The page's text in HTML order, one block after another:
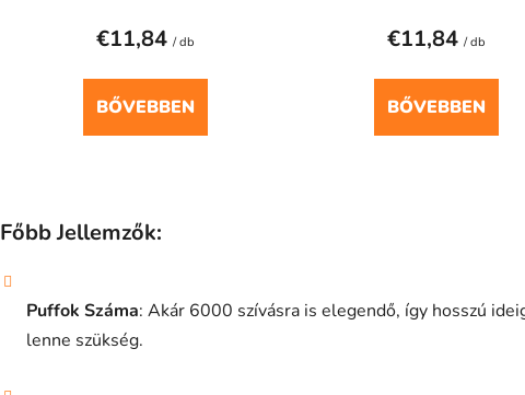
€11,84 / db
BŐVEBBEN
€11,84 / db
BŐVEBBEN
i
Főbb Jellemzők:
Puffok Száma: Akár 6000 szívásra is elegendő, így hosszú
lenne szükség.